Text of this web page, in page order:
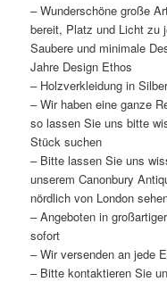
– Wunderschöne große
bereit, Platz und Licht zu
Saubere und minimale
Jahre Design Ethos
– Holzverkleidung in
– Wir haben eine ganze
so lassen Sie uns bitte
Stück suchen
– Bitte lassen Sie uns
unserem Canonbury
nördlich von London
– Angeboten in
sofort
– Wir versenden an jede
– Bitte kontaktieren Sie